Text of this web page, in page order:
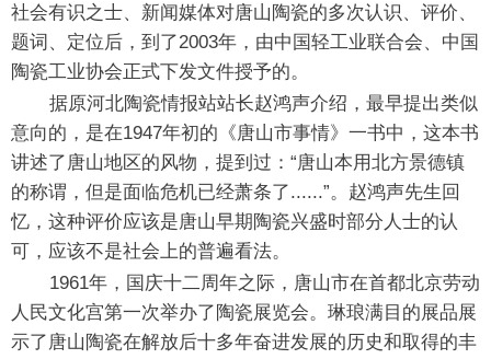
社会有识之士、新闻媒体对唐山陶瓷的多次认识、评价、
题词、定位后，到了2003年，由中国轻工业联合会、中国
陶瓷工业协会正式下发文件授予的。
据原河北陶瓷情报站站长赵鸿声介绍，最早提出类似
意向的，是在1947年初的《唐山市事情》一书中，这本书
讲述了唐山地区的风物，提到过：“唐山本用北方景德镇
的称谓，但是面临危机已经萧条了......”。赵鸿声先生回
忆，这种评价应该是唐山早期陶瓷兴盛时部分人士的认
可，应该不是社会上的普遍看法。
1961年，国庆十二周年之际，唐山市在首都北京劳动
人民文化宫第一次举办了陶瓷展览会。琳琅满目的展品展
示了唐山陶瓷在解放后十多年奋进发展的历史和取得的丰